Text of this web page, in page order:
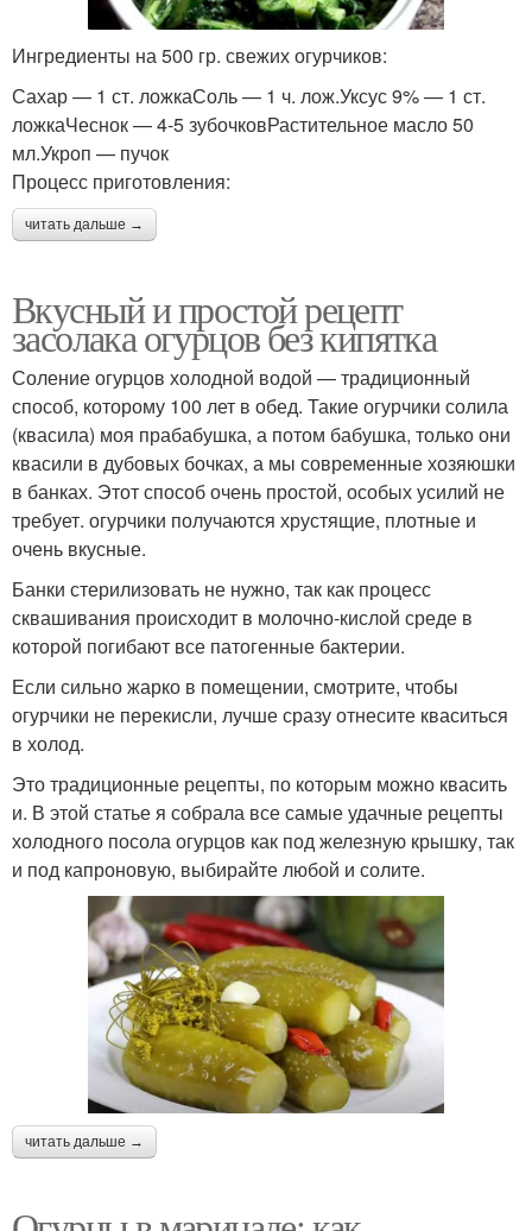
Ингредиенты на 500 гр. свежих огурчиков:
Сахар — 1 ст. ложкаСоль — 1 ч. лож.Уксус 9% — 1 ст.
ложкаЧеснок — 4-5 зубочковРастительное масло 50
мл.Укроп — пучок
Процесс приготовления:
читать дальше →
Вкусный и простой рецепт
засолака огурцов без кипятка
Соление огурцов холодной водой — традиционный
способ, которому 100 лет в обед. Такие огурчики солила
(квасила) моя прабабушка, а потом бабушка, только они
квасили в дубовых бочках, а мы современные хозяюшки
в банках. Этот способ очень простой, особых усилий не
требует. огурчики получаются хрустящие, плотные и
очень вкусные.
Банки стерилизовать не нужно, так как процесс
сквашивания происходит в молочно-кислой среде в
которой погибают все патогенные бактерии.
Если сильно жарко в помещении, смотрите, чтобы
огурчики не перекисли, лучше сразу отнесите кваситься
в холод.
Это традиционные рецепты, по которым можно квасить
и. В этой статье я собрала все самые удачные рецепты
холодного посола огурцов как под железную крышку, так
и под капроновую, выбирайте любой и солите.
читать дальше →